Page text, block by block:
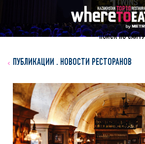
ПОИСК ПО САЙТУ
ПУБЛИКАЦИИ . НОВОСТИ РЕСТОРАНОВ